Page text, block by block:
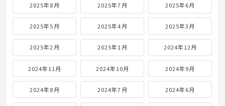
2025年8月 2025年7月 2025年6月
2025年5月 2025年4月 2025年3月
2025年2月 2025年1月 2024年12月
2024年11月 2024年10月 2024年9月
2024年8月 2024年7月 2024年6月